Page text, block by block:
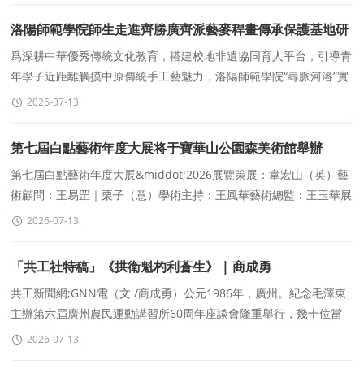
洛陽師範學院師生走進齊勝廣齊派藝麥稈畫傳承保護基地研
學實踐
爲深耕中華優秀傳統文化教育，搭建校地非遺協同育人平台，引導青
年學子近距離觸摸中原傳統手工藝魅力，洛陽師範學院“尋脈河洛”實
踐師生團隊走進河南子景文化發展有限公司齊派藝麥稈畫傳承保護基
2026-07-13
第七屆白點藝術年度大展将于寶華山公園森美術館舉辦
第七屆白點藝術年度大展&middot;2026展覽策展：韋宏山（英）藝
術顧問：王易罡｜栗子（意）學術主持：王風華藝術總監：王玉華展
覽總監：羊立 ｜Kamel SAAD展覽評委：黃新闊｜董夢林｜韋宏山
2026-07-13
「共工社特稿」《拱衛魁杓利蒼生》 | 商成勇
共工新聞網;GNN電（文 /商成勇）公元1986年，廣州。紀念毛澤東
主辦第六屆廣州農民運動講習所60周年座談會隆重舉行，幾十位當
年的老同志老戰友與會。一位精神矍铄的老人激情
2026-07-13